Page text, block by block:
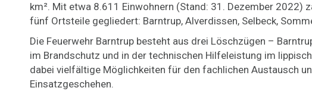
km². Mit etwa 8.611 Einwohnern (Stand: 31. Dezember 2022)
fünf Ortsteile gegliedert: Barntrup, Alverdissen, Selbeck,
Die Feuerwehr Barntrup besteht aus drei Löschzügen –
im Brandschutz und in der technischen Hilfeleistung im
dabei vielfältige Möglichkeiten für den fachlichen Austausch
Einsatzgeschehen.